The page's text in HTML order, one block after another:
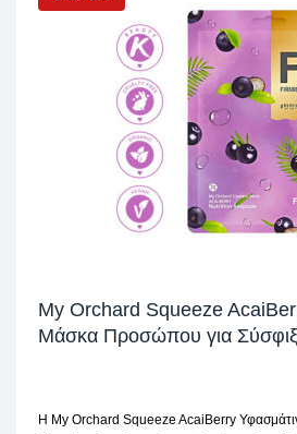
My Orchard Squeeze
Μάσκα Προσώπου για
H My Orchard Squeeze AcaiBerry